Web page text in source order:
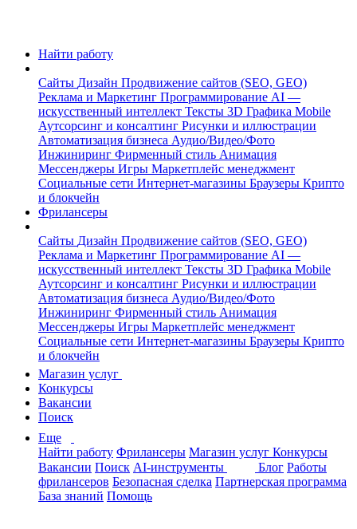
Найти работу
Сайты Дизайн Продвижение сайтов (SEO, GEO)
Реклама и Маркетинг Программирование AI —
искусственный интеллект Тексты 3D Графика Mobile
Аутсорсинг и консалтинг Рисунки и иллюстрации
Автоматизация бизнеса Аудио/Видео/Фото
Инжиниринг Фирменный стиль Анимация
Мессенджеры Игры Маркетплейс менеджмент
Социальные сети Интернет-магазины Браузеры Крипто
и блокчейн
Фрилансеры
Сайты Дизайн Продвижение сайтов (SEO, GEO)
Реклама и Маркетинг Программирование AI —
искусственный интеллект Тексты 3D Графика Mobile
Аутсорсинг и консалтинг Рисунки и иллюстрации
Автоматизация бизнеса Аудио/Видео/Фото
Инжиниринг Фирменный стиль Анимация
Мессенджеры Игры Маркетплейс менеджмент
Социальные сети Интернет-магазины Браузеры Крипто
и блокчейн
Магазин услуг
Конкурсы
Вакансии
Поиск
Еще
Найти работу Фрилансеры Магазин услуг Конкурсы
Вакансии Поиск AI-инструменты Блог Работы
фрилансеров Безопасная сделка Партнерская программа
База знаний Помощь